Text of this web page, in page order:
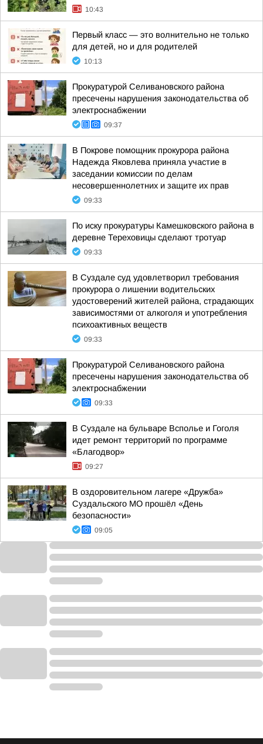
10:43
Первый класс — это волнительно не только
для детей, но и для родителей
10:13
Прокуратурой Селивановского района
пресечены нарушения законодательства об
электроснабжении
09:37
В Покрове помощник прокурора района
Надежда Яковлева приняла участие в
заседании комиссии по делам
несовершеннолетних и защите их прав
09:33
По иску прокуратуры Камешковского района в
деревне Тереховицы сделают тротуар
09:33
В Суздале суд удовлетворил требования
прокурора о лишении водительских
удостоверений жителей района, страдающих
зависимостями от алкоголя и употребления
психоактивных веществ
09:33
Прокуратурой Селивановского района
пресечены нарушения законодательства об
электроснабжении
09:33
В Суздале на бульваре Всполье и Гоголя
идет ремонт территорий по программе
«Благодвор»
09:27
В оздоровительном лагере «Дружба»
Суздальского МО прошёл «День
безопасности»
09:05